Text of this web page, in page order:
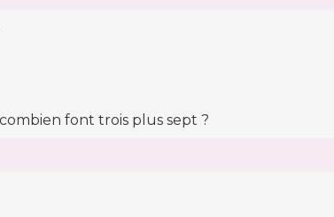
font trois plus sept ?